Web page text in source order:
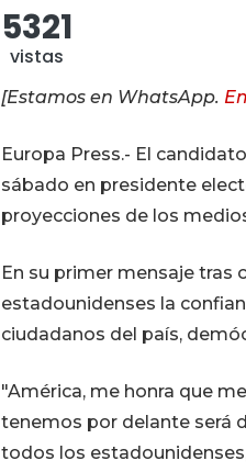
5321
vistas
[Estamos en WhatsApp.
Europa Press.- El
sábado en presidente
proyecciones de los
En su primer mensaje tras
estadounidenses la
ciudadanos del país,
"América, me honra que
tenemos por delante será
todos los